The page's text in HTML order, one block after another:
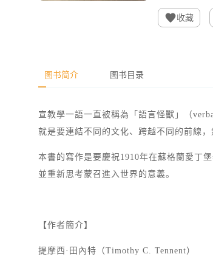
收藏
图书简介 图书目录
宣教學一語一直被稱為「語言怪獸」（
就是要連結不同的文化、跨越不同的前線
本書的寫作是要慶祝1910年在蘇格蘭愛丁
並重新思考蒙召進入世界的意義。
【作者簡介】
提摩西·田內特（Timothy C. Tennent）